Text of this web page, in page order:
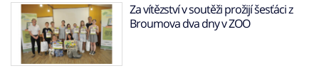
Za vítězství v soutěži prožijí šesťáci z
Broumova dva dny v ZOO